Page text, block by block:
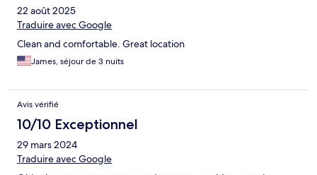
22 août 2025
Traduire avec Google
Clean and comfortable. Great location
James, séjour de 3 nuits
Avis vérifié
10/10 Exceptionnel
29 mars 2024
Traduire avec Google